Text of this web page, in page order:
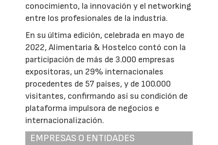
conocimiento, la innovación y el networking
entre los profesionales de la industria.
En su última edición, celebrada en mayo de
2022, Alimentaria & Hostelco contó con la
participación de más de 3.000 empresas
expositoras, un 29% internacionales
procedentes de 57 países, y de 100.000
visitantes, confirmando así su condición de
plataforma impulsora de negocios e
internacionalización.
EMPRESAS O ENTIDADES